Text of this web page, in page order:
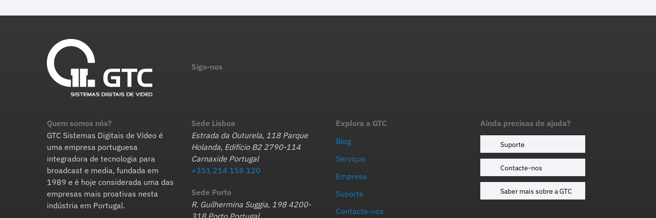
Quem somos nós?
GTC Sistemas Digitais de Vídeo é
uma empresa portuguesa
integradora de tecnologia para
broadcast e media, fundada em
1989 e é hoje considerada uma das
empresas mais proativas nesta
indústria em Portugal.
Ainda precisas de ajuda?
Suporte
Contacte-nos
Saber mais sobre a GTC
Siga-nos
Sede Lisboa
Estrada da Outurela, 118 Parque
Holanda, Edifício B2 2790-114
Carnaxide Portugal
+351 214 158 120
Sede Porto
R. Guilhermina Suggia, 198 4200-
318 Porto Portugal
Explora a GTC
Blog
Serviços
Empresa
Suporte
Contacte-nos